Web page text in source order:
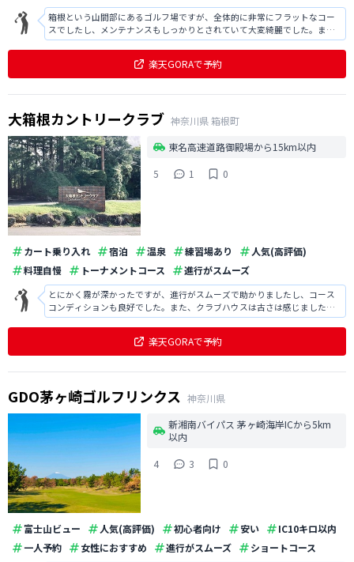
箱根という山間部にあるゴルフ場ですが、全体的に非常にフラットなコー
スでしたし、メンテナンスもしっかりとされていて大変綺麗でした。ま
た、食事もとても美味しかったですし、スタッフの方の対応やサービスも
楽天GORAで予約
大箱根カントリークラブ 神奈川県 箱根町
東名高速道路御殿場から15km以内
5
1 0
カート乗り入れ 宿泊 温泉 練習場あり
人気(高評価)
料理自慢
トーナメントコース 進行がスムーズ
とにかく霧が深かったですが、進行がスムーズで助かりましたし、コース
コンディションも良好でした。また、クラブハウスは古さは感じました
が、掃除も行き届いていて快適で良かったです。
楽天GORAで予約
GDO茅ヶ崎ゴルフリンクス 神奈川県
新湘南バイパス 茅ヶ崎海岸ICから5km
以内
4
3 0
富士山ビュー 人気(高評価) 初心者向け 安い
IC10キロ以内
一人予約
女性におすすめ 進行がスムーズ ショートコース